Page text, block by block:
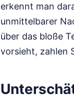
erkennt man
unmittelbarer
über das bloße
vorsieht, zahlen